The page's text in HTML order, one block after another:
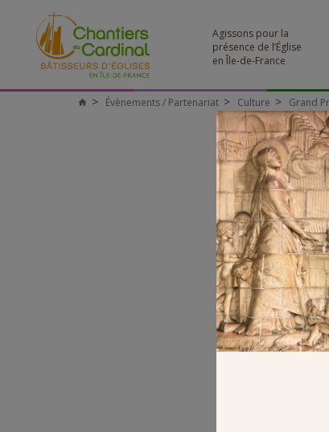
Agissons pour la
présence de l’Église
en Île-de-France
Chantiers
Évènements / Partenariat Culture Grand